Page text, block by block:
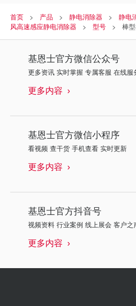
首页 产品 静电消除器 静电
风高速感应静电消除器
型号 棒
基恩士官方微信公众号
更多资讯 实时掌握 专属客服 在线服
更多内容
基恩士官方微信小程序
看视频 查干货 手机查看 实时更新
更多内容
基恩士官方抖音号
视频资料 行业案例 线上展会 客户之
更多内容